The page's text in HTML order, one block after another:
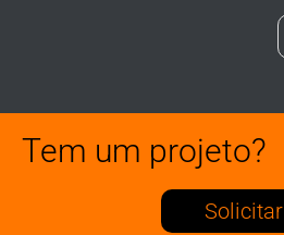
Tem um projeto?
Solicitar